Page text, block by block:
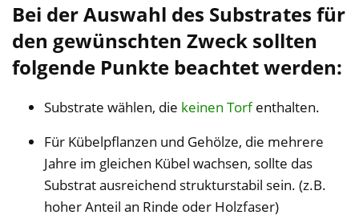
Bei der Auswahl des Substrates für
den gewünschten Zweck sollten
folgende Punkte beachtet werden:
Substrate wählen, die keinen Torfenthalten.
Für Kübelpflanzen und Gehölze, die mehrere
Jahre im gleichen Kübel wachsen, sollte das
Substrat ausreichend strukturstabil sein. (z.B.
hoher Anteil an Rinde oder Holzfaser)